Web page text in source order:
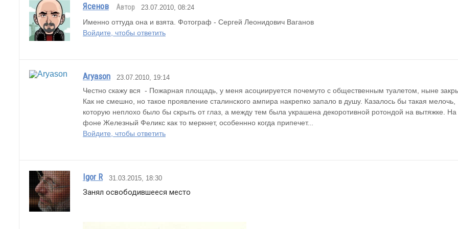
Ясенов Автор 23.07.2010, 08:24
Именно оттуда она и взята. Фотограф - Сергей Леонидович Ваганов
Войдите, чтобы ответить
Aryason 23.07.2010, 19:14
Честно скажу вся  - Пожарная площадь, у меня асоциируется почемуто с общественным туалетом, ныне
Как не смешно, но такое проявление сталинского ампира накрепко запало в душу. Казалось бы такая мелочь,
которую неплохо было бы скрыть от глаз, а между тем была украшена декоротивной ротондой на вытяжке. На
фоне Железный Феликс как то меркнет, особеннно когда припечет...
Войдите, чтобы ответить
Igor R 31.03.2015, 18:30
Занял освободившееся место